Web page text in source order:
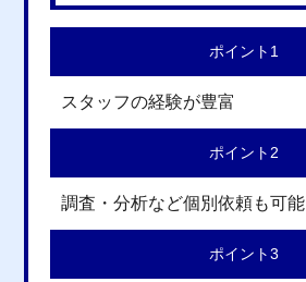
ポイント1
スタッフの経験が豊富
ポイント2
調査・分析など個別依頼も可能
ポイント3